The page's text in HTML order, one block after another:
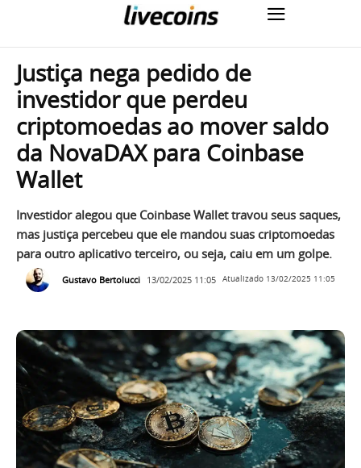
Justiça nega pedido de
investidor que perdeu
criptomoedas ao mover saldo
da NovaDAX para Coinbase
Wallet
Investidor alegou que Coinbase Wallet travou seus saques,
mas justiça percebeu que ele mandou suas criptomoedas
para outro aplicativo terceiro, ou seja, caiu em um golpe.
Gustavo Bertolucci 13/02/2025 11:05 Atualizado 13/02/2025 11:05